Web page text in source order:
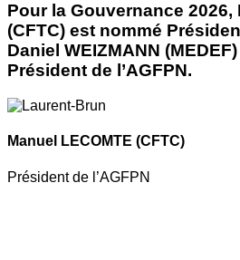
Pour la Gouvernance 2026,
(CFTC) est nommé
Daniel WEIZMANN
Président de l’AGFPN.
Manuel LECOMTE (CFTC)
Président de l’AGFPN